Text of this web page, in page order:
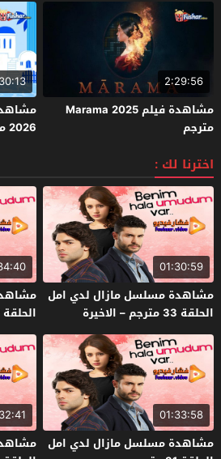
2:29:56
مشاهدة فيلم Marama 2025
مترجم
2026 مترجم
اخترنا لك :
01:30:59
مشاهدة مسلسل مازال لدي امل
الحلقة 33 مترجم – الاخيرة
الحلقة 32 مترجم
01:33:58
مشاهدة مسلسل مازال لدي امل